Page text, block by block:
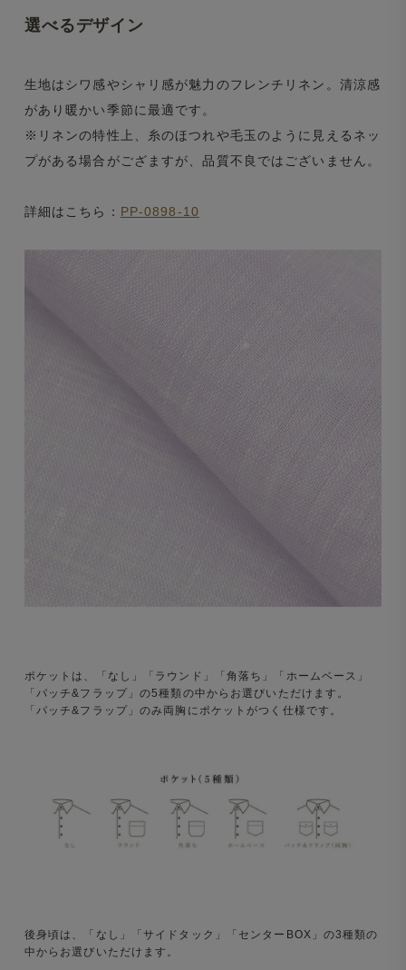
選べるデザイン
生地はシワ感やシャリ感が魅力のフレンチリネン。清涼感
があり暖かい季節に最適です。
※リネンの特性上、糸のほつれや毛玉のように見えるネッ
プがある場合がござますが、品質不良ではございません。
詳細はこちら： PP-0898-10
ポケットは、「なし」「ラウンド」「角落ち」「ホームベース」
「パッチ&フラップ」の5種類の中からお選びいただけます。
「パッチ&フラップ」のみ両胸にポケットがつく仕様です。
後身頃は、「なし」「サイドタック」「センターBOX」の3種類の
中からお選びいただけます。